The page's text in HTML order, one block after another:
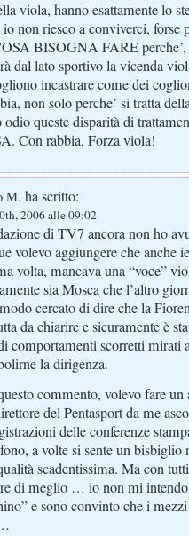
viola, hanno esattamente lo
non riesco a conviverci, forse
BISOGNA FARE perche’,
dal lato sportivo la vicenda
incastrare come dei
non solo perche’ si tratta
queste disparità di
Con rabbia, Forza viola!
M. ha scritto:
2006 alle 09:02
di TV7 ancora non ho
volevo aggiungere che anche
volta, mancava una “voce”
sia Mosca che l’altro
cercato di dire che la
da chiarire e sicuramente è
comportamenti scorretti mirati
la dirigenza.
commento, volevo fare
del Pentasport da me
delle conferenze
a volte si sente un bisbiglio
scadentissima. Ma con
di meglio … io non mi
e sono convinto che i